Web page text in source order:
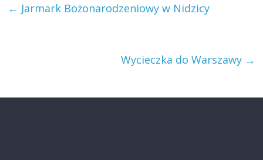
← Jarmark Bożonarodzeniowy w Nidzicy
Wycieczka do Warszawy →